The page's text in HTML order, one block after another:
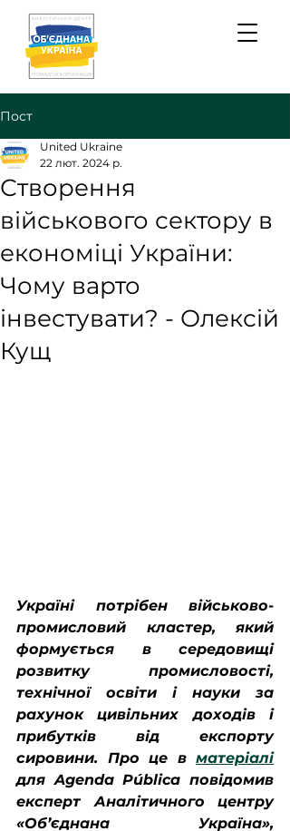
Пост
Створення
військового сектору в
економіці України:
Чому варто
інвестувати? - Олексій
Кущ
United Ukraine
22 лют. 2024 р.
Україні потрібен військово-
промисловий кластер, який
формується в середовищі
розвитку промисловості,
технічної освіти і науки за
рахунок цивільних доходів і
прибутків від експорту
сировини. Про це в матеріалі
для Agenda Pública повідомив
експерт Аналітичного центру
«Об’єднана Україна»,